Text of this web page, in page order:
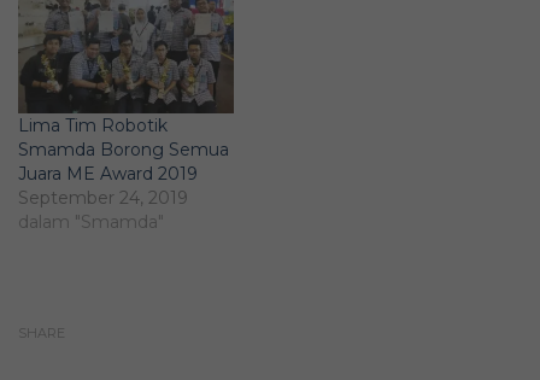
Lima Tim Robotik
Smamda Borong Semua
Juara ME Award 2019
September 24, 2019
dalam "Smamda"
SHARE